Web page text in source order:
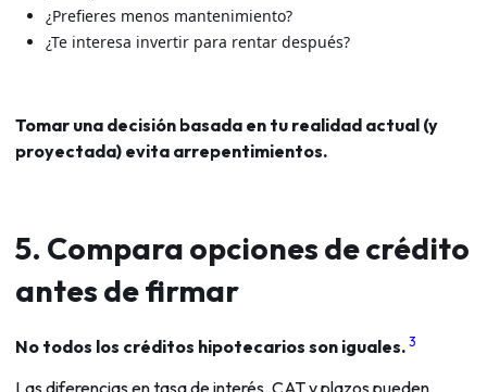
¿Prefieres menos mantenimiento?
¿Te interesa invertir para rentar después?
Tomar una decisión basada en tu realidad actual (y
proyectada) evita arrepentimientos.
5. Compara opciones de crédito
antes de firmar
No todos los créditos hipotecarios son iguales. 3